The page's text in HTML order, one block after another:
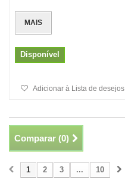
MAIS
Disponível
Adicionar à Lista de desejos
Comparar (0)
1 2 3 ... 10